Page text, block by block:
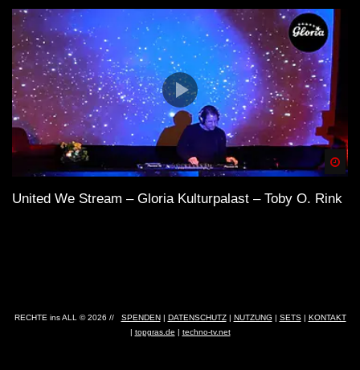
United We Stream – Gloria Kulturpalast – Toby O. Rink
RECHTE ins ALL © 2026 // SPENDEN| DATENSCHUTZ| NUTZUNG | SETS| KONTAKT
| topgras.de | techno-tv.net